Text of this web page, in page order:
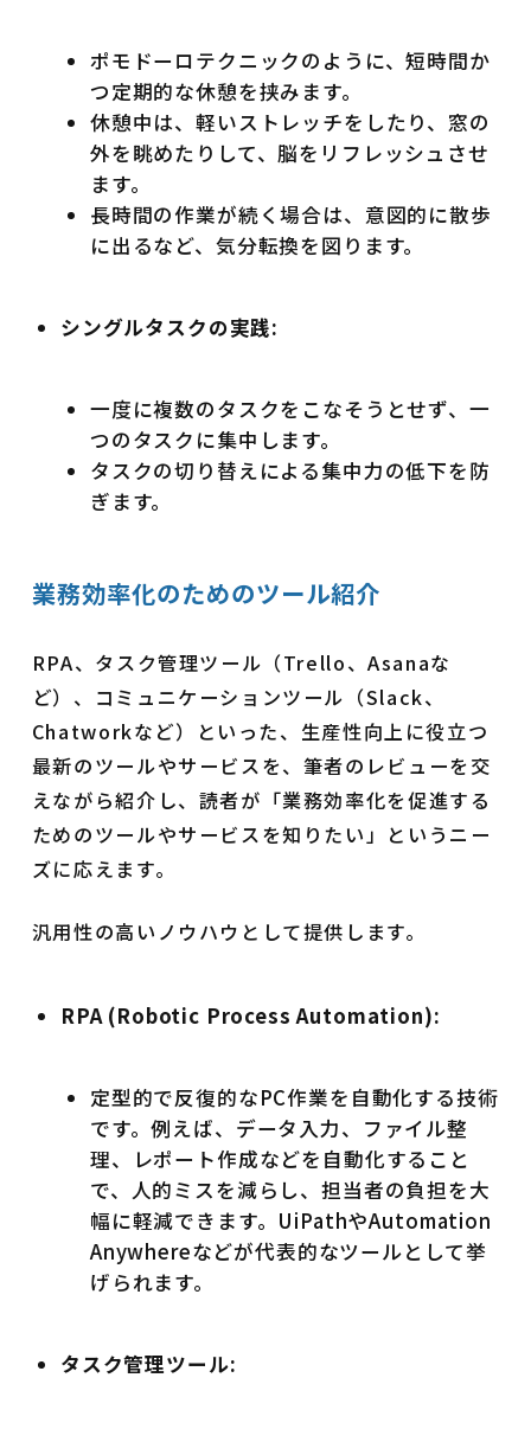
ポモドーロテクニックのように、短時間か
つ定期的な休憩を挟みます。
休憩中は、軽いストレッチをしたり、窓の
外を眺めたりして、脳をリフレッシュさせ
ます。
長時間の作業が続く場合は、意図的に散歩
に出るなど、気分転換を図ります。
シングルタスクの実践:
一度に複数のタスクをこなそうとせず、一
つのタスクに集中します。
タスクの切り替えによる集中力の低下を防
ぎます。
業務効率化のためのツール紹介
RPA、タスク管理ツール（Trello、Asanaな
ど）、コミュニケーションツール（Slack、
Chatworkなど）といった、生産性向上に役立つ
最新のツールやサービスを、筆者のレビューを交
えながら紹介し、読者が「業務効率化を促進する
ためのツールやサービスを知りたい」というニー
ズに応えます。
汎用性の高いノウハウとして提供します。
RPA (Robotic Process Automation):
定型的で反復的なPC作業を自動化する技術
です。例えば、データ入力、ファイル整
理、レポート作成などを自動化すること
で、人的ミスを減らし、担当者の負担を大
幅に軽減できます。UiPathやAutomation
Anywhereなどが代表的なツールとして挙
げられます。
タスク管理ツール: